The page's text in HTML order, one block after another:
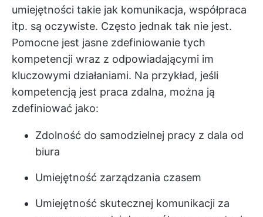
umiejętności takie jak komunikacja, współpraca
itp. są oczywiste. Często jednak tak nie jest.
Pomocne jest jasne zdefiniowanie tych
kompetencji wraz z odpowiadającymi im
kluczowymi działaniami. Na przykład, jeśli
kompetencją jest praca zdalna, można ją
zdefiniować jako:
Zdolność do samodzielnej pracy z dala od
biura
Umiejętność zarządzania czasem
Umiejętność skutecznej komunikacji za